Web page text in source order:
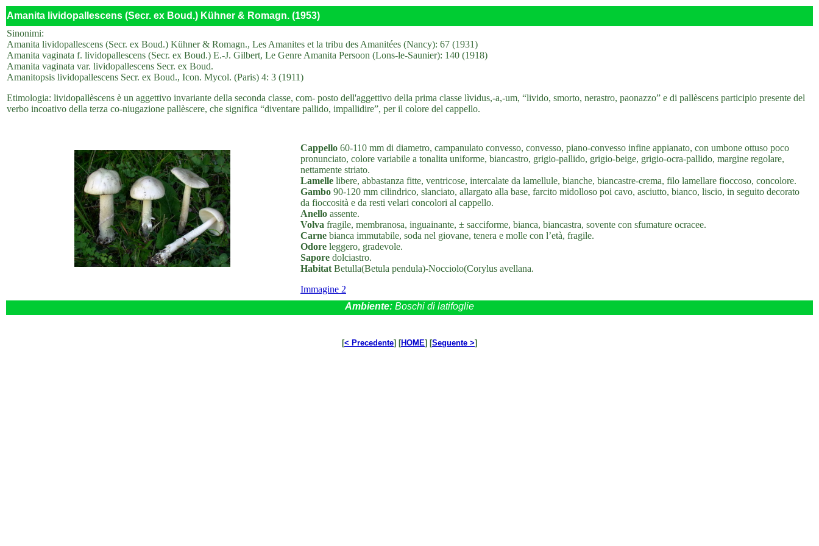
Amanita lividopallescens (Secr. ex Boud.) Kühner & Romagn. (1953)
Sinonimi:
Amanita lividopallescens (Secr. ex Boud.) Kühner & Romagn., Les Amanites et la tribu des Amanitées (Nancy): 67 (1931)
Amanita vaginata f. lividopallescens (Secr. ex Boud.) E.-J. Gilbert, Le Genre Amanita Persoon (Lons-le-Saunier): 140 (1918)
Amanita vaginata var. lividopallescens Secr. ex Boud.
Amanitopsis lividopallescens Secr. ex Boud., Icon. Mycol. (Paris) 4: 3 (1911)
Etimologia: lividopallèscens è un aggettivo invariante della seconda classe, com- posto dell'aggettivo della prima classe lìvidus,-a,-um, “livido, smorto, nerastro, paonazzo” e di pallèscens participio presente del
verbo incoativo della terza co-niugazione pallèscere, che significa “diventare pallido, impallidire”, per il colore del cappello.
Cappello 60-110 mm di diametro, campanulato convesso, convesso, piano-convesso infine appianato, con umbone ottuso poco
pronunciato, colore variabile a tonalita uniforme, biancastro, grigio-pallido, grigio-beige, grigio-ocra-pallido, margine regolare,
nettamente striato.
Lamelle libere, abbastanza fitte, ventricose, intercalate da lamellule, bianche, biancastre-crema, filo lamellare fioccoso, concolore.
Gambo 90-120 mm cilindrico, slanciato, allargato alla base, farcito midolloso poi cavo, asciutto, bianco, liscio, in seguito decorato
da fioccosità e da resti velari concolori al cappello.
Anello assente.
Volva fragile, membranosa, inguainante, ± sacciforme, bianca, biancastra, sovente con sfumature ocracee.
Carne bianca immutabile, soda nel giovane, tenera e molle con l’età, fragile.
Odore leggero, gradevole.
Sapore dolciastro.
Habitat Betulla(Betula pendula)-Nocciolo(Corylus avellana.
Immagine 2
Ambiente: Boschi di latifoglie
[< Precedente] [HOME] [Seguente >]